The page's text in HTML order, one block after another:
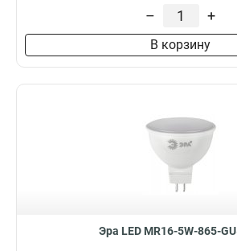
– +
В корзину
Эра LED MR16-5W-865-